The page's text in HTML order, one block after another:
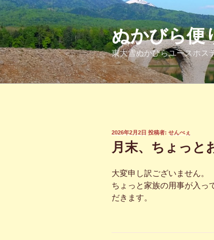
コ
ン
テ
ン
ツ
へ
ス
ぬかびら便
東大雪ぬかびらユースホス
投
稿
日:
2026年2月2日 投稿者: せんべぇ
月末、ちょっと
大変申し訳ございません。
ちょっと家族の用事が入っ
だきます。